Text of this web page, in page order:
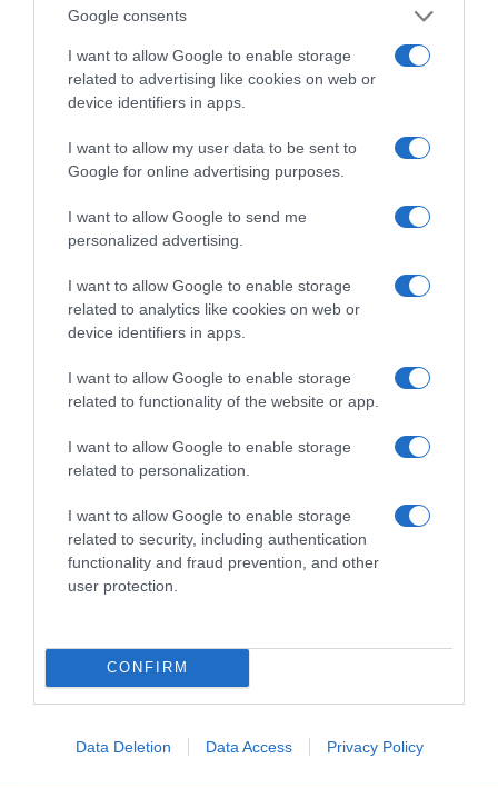
Google consents
I want to allow Google to enable storage
related to advertising like cookies on web or
device identifiers in apps.
I want to allow my user data to be sent to
Google for online advertising purposes.
I want to allow Google to send me
personalized advertising.
I want to allow Google to enable storage
related to analytics like cookies on web or
device identifiers in apps.
I want to allow Google to enable storage
related to functionality of the website or app.
I want to allow Google to enable storage
related to personalization.
I want to allow Google to enable storage
related to security, including authentication
functionality and fraud prevention, and other
user protection.
CONFIRM
Data Deletion Data Access Privacy Policy
Το snack που έχει τρελάνει το TikTok είναι εδώ!
Ξέρουμε ποιο είναι το
το μαύρισμά σου να
δείχνει 10 φορές πιο
Τι να πάρεις μαζί στις
καλοκαιρινές διακοπές
για να μη σου λείψει
Οι «Τυπολογίες» περνούν στην εικόνα, έχοντας
ως πρώτο καλεσμένο στο νέο vidcast τον Παύλο
Μαρινάκη